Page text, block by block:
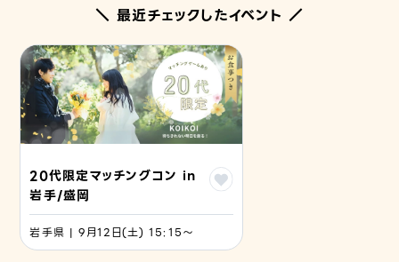
＼ 最近チェックしたイベント ／
20代限定マッチングコン in
岩手/盛岡
岩手県 | 9月12日(土) 15:15〜